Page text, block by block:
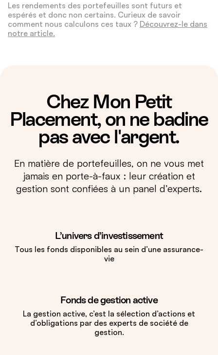
Les rendements des portefeuilles sont futurs et
espérés et donc non certains. Curieux de savoir
comment nous calculons ces taux ? Découvrez-le dans
notre article.
Chez Mon Petit
Placement, on ne badine
pas avec l'argent.
En matière de portefeuilles, on ne vous met
jamais en porte-à-faux : leur création et
gestion sont confiées à un panel d’experts.
L’univers d’investissement
Tous les fonds disponibles au sein d’une assurance-
vie
Fonds de gestion active
La gestion active, c’est la sélection d’actions et
d’obligations par des experts de société de
gestion.